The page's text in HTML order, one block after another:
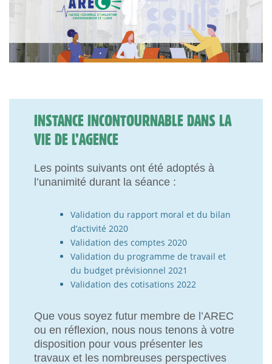
INSTANCE INCONTOURNABLE DANS LA
VIE DE L’AGENCE
Les points suivants ont été adoptés à
l’unanimité durant la séance :
Validation du rapport moral et du bilan
d’activité 2020
Validation des comptes 2020
Validation du programme de travail et
du budget prévisionnel 2021
Validation des cotisations 2022
Que vous soyez futur membre de l’AREC
ou en réflexion, nous nous tenons à votre
disposition pour vous présenter les
travaux et les nombreuses perspectives